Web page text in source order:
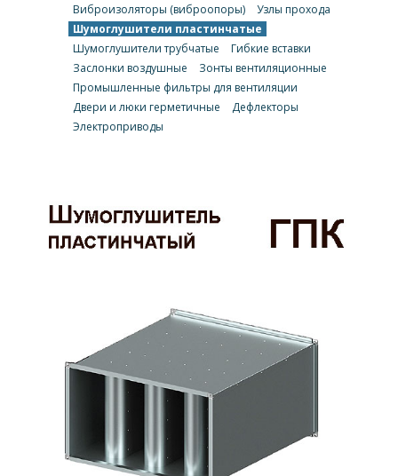
Виброизоляторы (виброопоры)
Узлы прохода
Шумоглушители пластинчатые
Шумоглушители трубчатые
Гибкие вставки
Заслонки воздушные
Зонты вентиляционные
Промышленные фильтры для вентиляции
Двери и люки герметичные
Дефлекторы
Электроприводы